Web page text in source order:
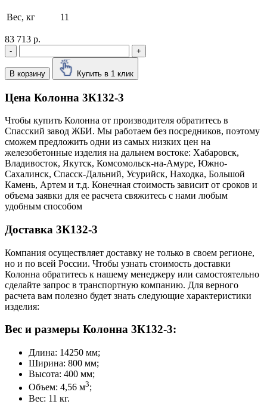
Вес, кг 11
83 713 р.
- +
В корзину Купить в 1 клик
Цена Колонна 3К132-3
Чтобы купить Колонна от производителя обратитесь в
Cпасский завод ЖБИ. Мы работаем без посредников, поэтому
сможем предложить одни из самых низких цен на
железобетонные изделия на дальнем востоке: Хабаровск,
Владивосток, Якутск, Комсомольск-на-Амуре, Южно-
Сахалинск, Спасск-Дальний, Усурийск, Находка, Большой
Камень, Артем и т.д. Конечная стоимость зависит от сроков и
объема заявки для ее расчета свяжитесь с нами любым
удобным способом
Доставка 3К132-3
Компания осуществляет доставку не только в своем регионе,
но и по всей России. Чтобы узнать стоимость доставки
Колонна обратитесь к нашему менеджеру или самостоятельно
сделайте запрос в транспортную компанию. Для верного
расчета вам полезно будет знать следующие характеристики
изделия:
Вес и размеры Колонна 3К132-3:
Длина: 14250 мм;
Ширина: 800 мм;
Высота: 400 мм;
Объем: 4,56 м3;
Вес: 11 кг.